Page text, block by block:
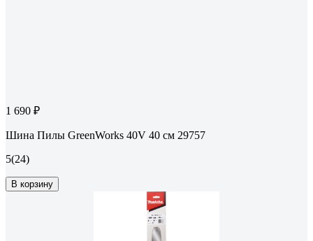
1 690 ₽
Шина Пилы GreenWorks 40V 40 см 29757
5(24)
В корзину